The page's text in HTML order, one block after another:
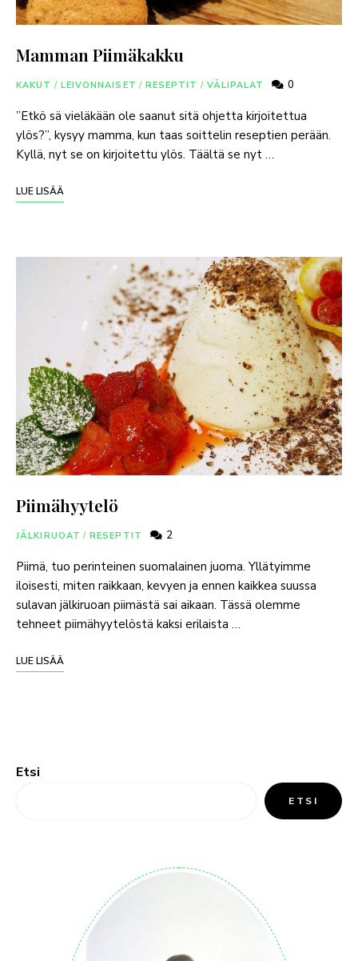
Mamman Piimäkakku
KAKUT / LEIVONNAISET / RESEPTIT / VÄLIPALAT 0
”Etkö sä vieläkään ole saanut sitä ohjetta kirjoitettua
ylös?”, kysyy mamma, kun taas soittelin reseptien perään.
Kyllä, nyt se on kirjoitettu ylös. Täältä se nyt …
LUE LISÄÄ
Piimähyytelö
JÄLKIRUOAT / RESEPTIT 2
Piimä, tuo perinteinen suomalainen juoma. Yllätyimme
iloisesti, miten raikkaan, kevyen ja ennen kaikkea suussa
sulavan jälkiruoan piimästä sai aikaan. Tässä olemme
tehneet piimähyytelöstä kaksi erilaista …
LUE LISÄÄ
Etsi
ETSI